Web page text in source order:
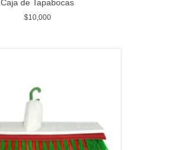
Caja de Tapabocas
$10,000